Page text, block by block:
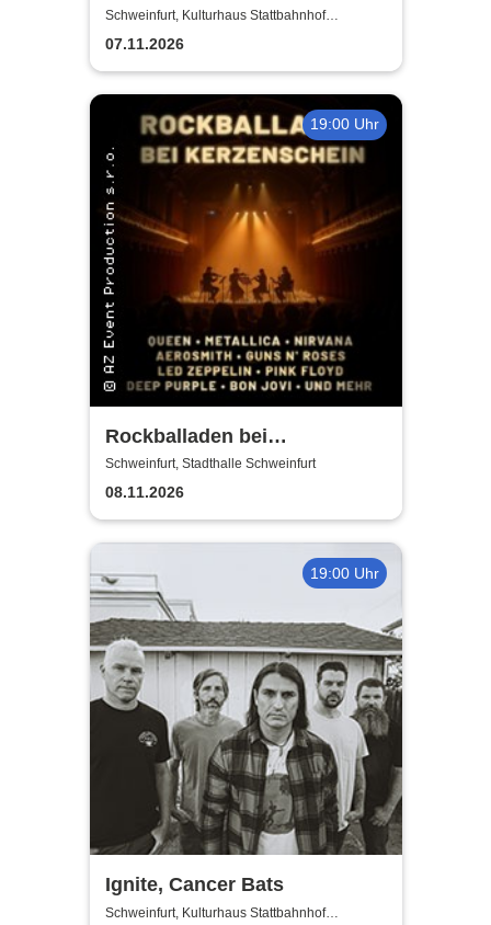
to the Rolling Stones
Schweinfurt, Kulturhaus Stattbahnhof
Schweinfurt
07.11.2026
19:00 Uhr
Rockballaden bei
Kerzenschein
Schweinfurt, Stadthalle Schweinfurt
08.11.2026
19:00 Uhr
Ignite, Cancer Bats
Schweinfurt, Kulturhaus Stattbahnhof